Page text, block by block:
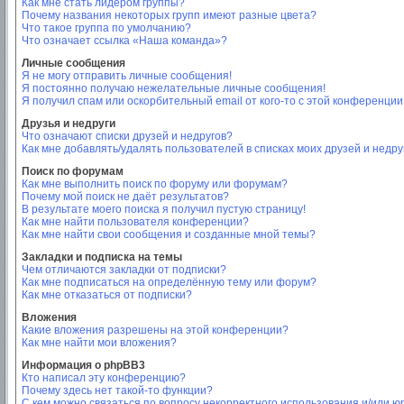
Как мне стать лидером группы?
Почему названия некоторых групп имеют разные цвета?
Что такое группа по умолчанию?
Что означает ссылка «Наша команда»?
Личные сообщения
Я не могу отправить личные сообщения!
Я постоянно получаю нежелательные личные сообщения!
Я получил спам или оскорбительный email от кого-то с этой
Друзья и недруги
Что означают списки друзей и недругов?
Как мне добавлять/удалять пользователей в списках моих друзей и
Поиск по форумам
Как мне выполнить поиск по форуму или форумам?
Почему мой поиск не даёт результатов?
В результате моего поиска я получил пустую страницу!
Как мне найти пользователя конференции?
Как мне найти свои сообщения и созданные мной темы?
Закладки и подписка на темы
Чем отличаются закладки от подписки?
Как мне подписаться на определённую тему или форум?
Как мне отказаться от подписки?
Вложения
Какие вложения разрешены на этой конференции?
Как мне найти мои вложения?
Информация о phpBB3
Кто написал эту конференцию?
Почему здесь нет такой-то функции?